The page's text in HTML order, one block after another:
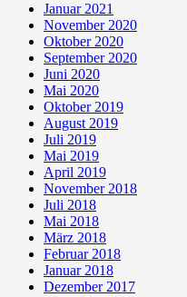
Januar 2021
November 2020
Oktober 2020
September 2020
Juni 2020
Mai 2020
Oktober 2019
August 2019
Juli 2019
Mai 2019
April 2019
November 2018
Juli 2018
Mai 2018
März 2018
Februar 2018
Januar 2018
Dezember 2017